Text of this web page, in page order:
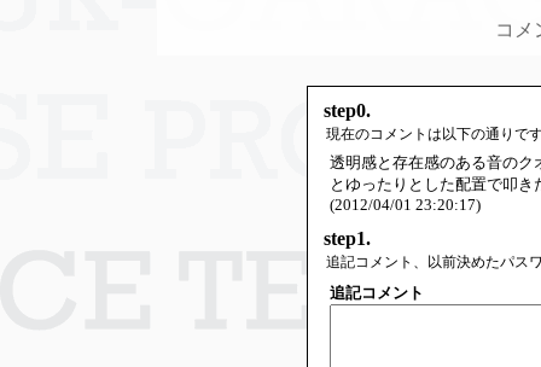
コメ
step0.
現在のコメントは以下の通りで
透明感と存在感のある音のク
とゆったりとした配置で叩き
(2012/04/01 23:20:17)
step1.
追記コメント、以前決めたパス
追記コメント